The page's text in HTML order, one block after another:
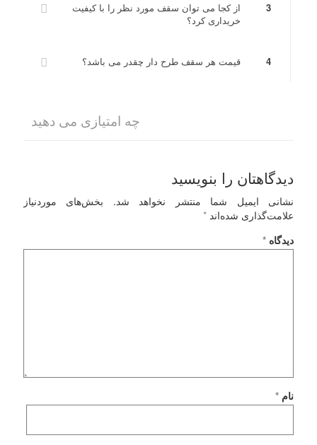
3
از کجا می توان سقف مورد نظر را با کیفیت
خریداری کرد؟
4 قیمت هر سقف طرح دار چقدر می باشد؟
چه امتیازی می دهید
دیدگاهتان را بنویسید
نشانی ایمیل شما منتشر نخواهد شد.
بخش‌های موردنیاز
علامت‌گذاری شده‌اند *
دیدگاه *
نام *